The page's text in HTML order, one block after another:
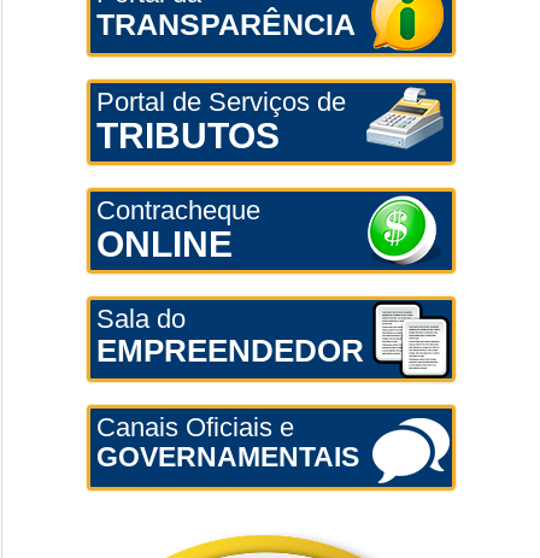
TRANSPARÊNCIA
Portal de Serviços de
TRIBUTOS
Contracheque
ONLINE
Sala do
EMPREENDEDOR
Canais Oficiais e
GOVERNAMENTAIS